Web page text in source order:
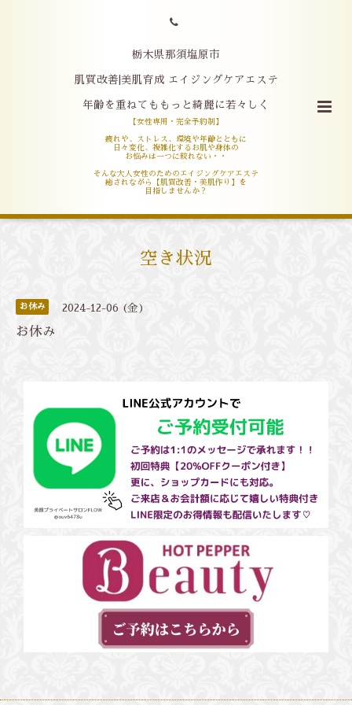
栃木県那須塩原市
肌質改善|美肌育成 エイジングケアエステ
年齢を重ねてももっと綺麗に若々しく
【女性専用・完全予約制】
疲れや、ストレス、環境や年齢とともに
日々変化、複雑化するお肌や身体の
お悩みは一つに絞れない・・
そんな大人女性のためのエイジングケアエステ
癒されながら【肌質改善・美肌作り】を
目指しませんか？
空き状況
お休み 2024-12-06 (金)
お休み